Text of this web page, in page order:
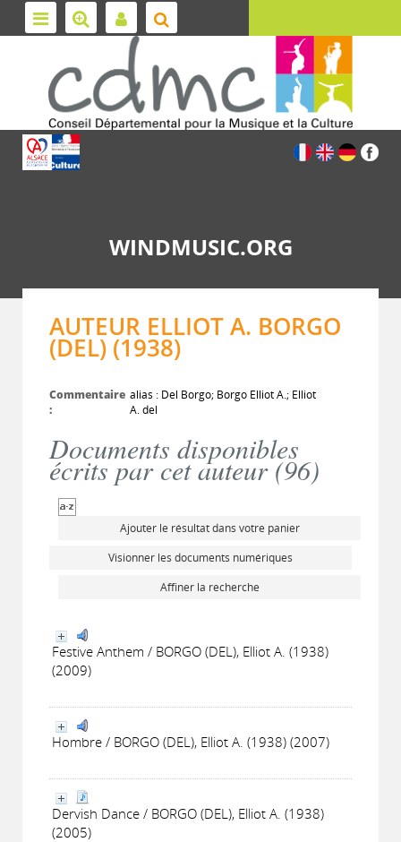
WINDMUSIC.ORG
AUTEUR ELLIOT A. BORGO
(DEL) (1938)
Commentaire
:
alias : Del Borgo; Borgo Elliot A.; Elliot
A. del
Documents disponibles
écrits par cet auteur (96)
Ajouter le résultat dans votre panier
Visionner les documents numériques
Affiner la recherche
Festive Anthem / BORGO (DEL), Elliot A. (1938)
(2009)
Hombre / BORGO (DEL), Elliot A. (1938) (2007)
Dervish Dance / BORGO (DEL), Elliot A. (1938)
(2005)